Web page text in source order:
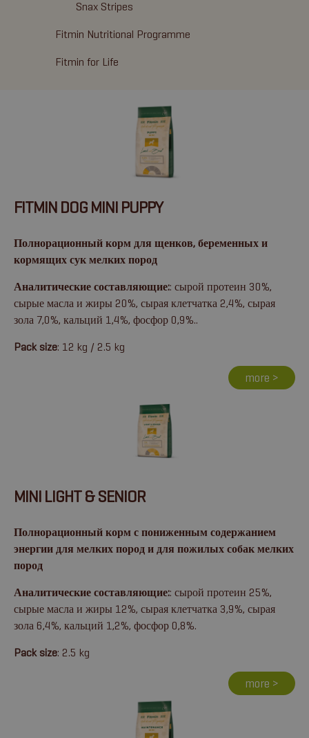
Snax Stripes
Fitmin Nutritional Programme
Fitmin for Life
FITMIN DOG MINI PUPPY
Полнорационный корм для щенков, беременных и
кормящих сук мелких пород
Аналитические составляющие:: сырой протеин 30%,
сырые масла и жиры 20%, сырая клетчатка 2,4%, сырая
зола 7,0%, кальций 1,4%, фосфор 0,9%..
Pack size: 12 kg / 2.5 kg
more >
MINI LIGHT & SENIOR
Полнорационный корм с пониженным содержанием
энергии для мелких пород и для пожилых собак мелких
пород
Аналитические составляющие:: сырой протеин 25%,
сырые масла и жиры 12%, сырая клетчатка 3,9%, сырая
зола 6,4%, кальций 1,2%, фосфор 0,8%.
Pack size: 2.5 kg
more >